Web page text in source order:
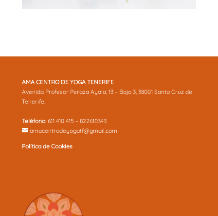
AMA CENTRO DE YOGA TENERIFE
Avenida Profesor Peraza Ayala, 13 – Bajo 3, 38001 Santa Cruz de
Tenerife.
Teléfono: 611 410 415 – 822610343
amacentrodeyogatf@gmail.com
Política de Cookies